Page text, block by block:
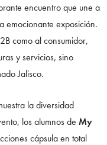
encuentro que une a
emocionante exposición.
como al consumidor,
y servicios, sino
Jalisco.
la diversidad
los alumnos de My
cápsula en total